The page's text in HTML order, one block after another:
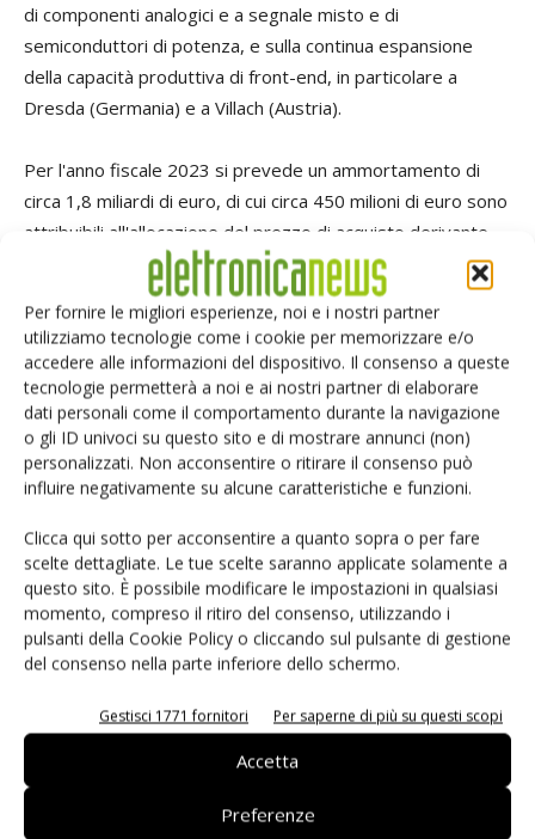
Per fornire le migliori esperienze, noi e i nostri partner
utilizziamo tecnologie come i cookie per memorizzare e/o
accedere alle informazioni del dispositivo. Il consenso a queste
tecnologie permetterà a noi e ai nostri partner di elaborare
dati personali come il comportamento durante la navigazione
o gli ID univoci su questo sito e di mostrare annunci (non)
personalizzati. Non acconsentire o ritirare il consenso può
influire negativamente su alcune caratteristiche e funzioni.
Clicca qui sotto per acconsentire a quanto sopra o per fare
scelte dettagliate. Le tue scelte saranno applicate solamente a
questo sito. È possibile modificare le impostazioni in qualsiasi
momento, compreso il ritiro del consenso, utilizzando i
pulsanti della Cookie Policy o cliccando sul pulsante di gestione
del consenso nella parte inferiore dello schermo.
Gestisci 1771 fornitori Per saperne di più su questi scopi
Accetta
Preferenze
di componenti analogici e a segnale misto e di
semiconduttori di potenza, e sulla continua espansione
della capacità produttiva di front-end, in particolare a
Dresda (Germania) e a Villach (Austria).
Per l'anno fiscale 2023 si prevede un ammortamento di
circa 1,8 miliardi di euro, di cui circa 450 milioni di euro sono
attribuibili all'allocazione del prezzo di acquisto derivante
principalmente dall'acquisizione di Cypress. Tenendo conto
dell'investimento previsto per gli edifici frontend, si
prevede che il Free Cash Flow sarà di circa 1,2 miliardi di
euro (precedentemente 1,1 miliardi di euro). Il Free Cash
Flow rettificato dovrebbe raggiungere ora circa 1,7 miliardi
di euro (precedentemente 1,8 miliardi di euro), che è
superiore al 10% del fatturato previsto per l'anno di 16,2
miliardi di euro.
Le prospettive di Infineon per l'anno fiscale 2023 sono
presentate senza tener conto della prevista acquisizione di
GaN Systems (in particolare, senza tener conto del
pagamento del prezzo di acquisto), poiché la transazione è
ancora soggetta alle consuete condizioni di chiusura,
Risultati per segmento nel terzo trimestre 2023
Il fatturato del segmento ATV ha continuato ad aumentare